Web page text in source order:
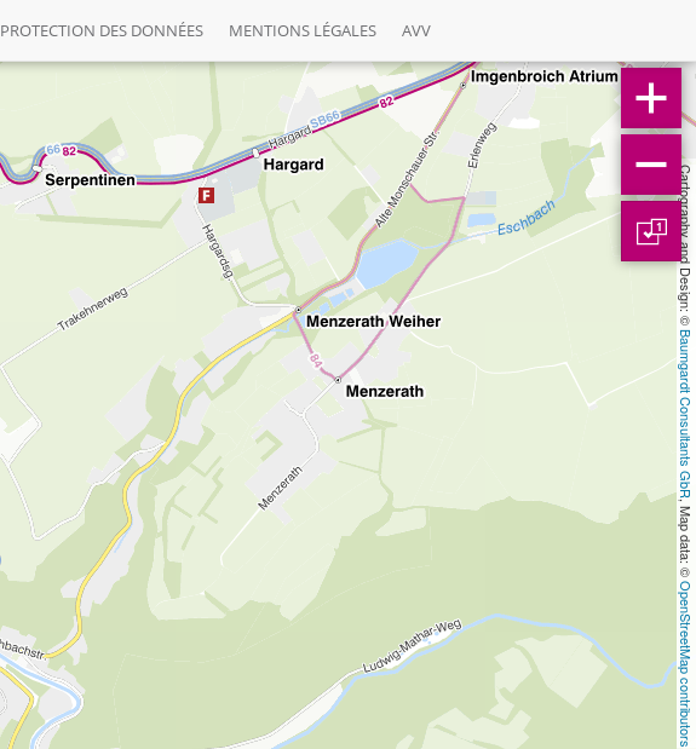
PROTECTION DES DONNÉES MENTIONS LÉGALES AVV
Cartography and Design: ©
Baumgardt Consultants GbR
, Map data: ©
OpenStreetMap contributors
1